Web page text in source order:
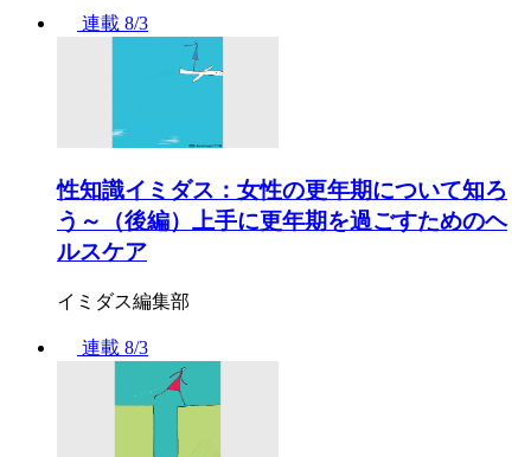
連載 8/3
性知識イミダス：女性の更年期について知ろ
う～（後編）上手に更年期を過ごすためのヘ
ルスケア
イミダス編集部
連載 8/3